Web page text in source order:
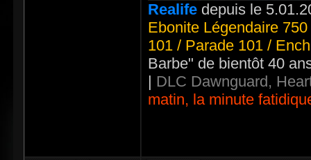
Realife depuis le
Ebonite Légendaire
101 / Parade 101 /
Barbe" de bientôt 40
| DLC Dawnguard,
matin, la minute